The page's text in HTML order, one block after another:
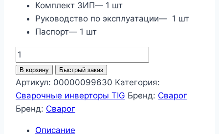
Комплект ЗИП— 1 шт
Руководство по эксплуатации— 1 шт
Паспорт— 1 шт
Количество
товара
REAL
TIG
315
AC/DC
В корзину Быстрый заказ
Артикул: 00000099630 Категория:
Сварочные инверторы TIG Бренд: Сварог
Бренд: Сварог
Описание